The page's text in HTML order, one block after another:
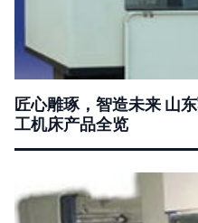
匠心雕琢，智造未来 山
工机床产品全览